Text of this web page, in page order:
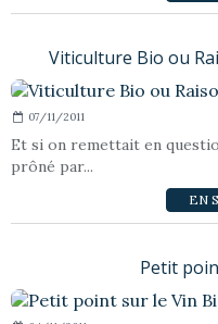
Viticulture Bio ou
07/11/2011
Et si on remettait en
prôné par...
EN
Petit